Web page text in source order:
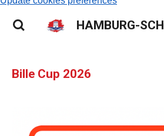
HAMBURG-
Bille Cup 2026